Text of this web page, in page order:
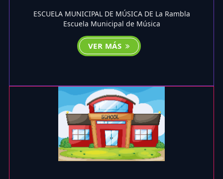
ESCUELA MUNICIPAL DE MÚSICA DE La Rambla
Escuela Municipal de Música
VER MÁS